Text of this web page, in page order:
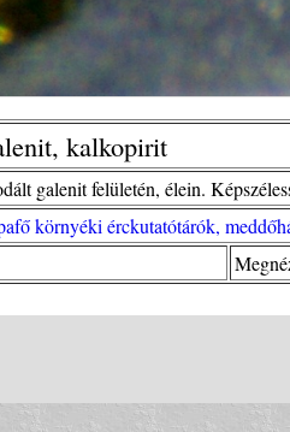
kalkopirit
galenit felületén, élein.
környéki érckutatótárók,